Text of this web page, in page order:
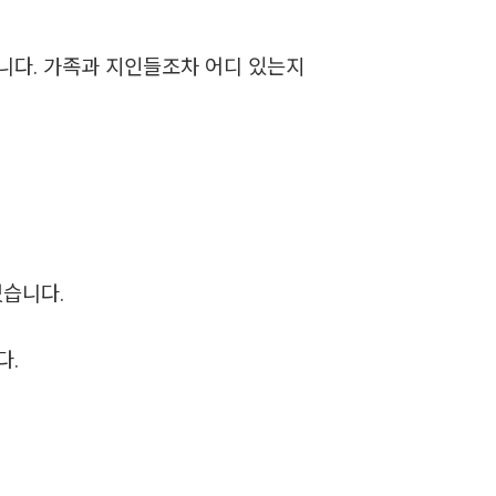
다. 가족과 지인들조차 어디 있는지
니다.
.